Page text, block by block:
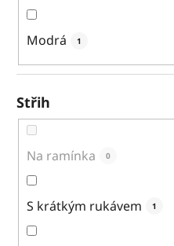
Modrá 1
Střih
Na ramínka 0
S krátkým rukávem 1